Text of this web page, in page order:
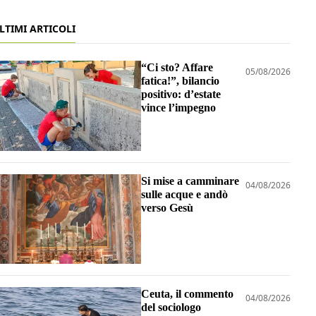
ARTICOLI
“Ci sto? Affare
fatica!”, bilancio
positivo: d’estate
vince l’impegno
05/08/2026
Si mise a camminare
sulle acque e andò
verso Gesù
04/08/2026
Ceuta, il commento
del sociologo
04/08/2026